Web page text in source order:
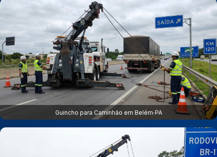
Guincho para Caminhão em Belém‑PA